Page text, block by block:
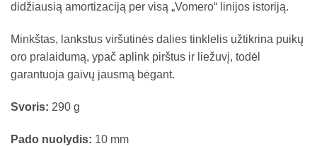
didžiausią amortizaciją per visą „Vomero“ linijos istoriją.
Minkštas, lankstus viršutinės dalies tinklelis užtikrina puikų
oro pralaidumą, ypač aplink pirštus ir liežuvį, todėl
garantuoja gaivų jausmą bėgant.
Svoris: 290 g
Pado nuolydis: 10 mm